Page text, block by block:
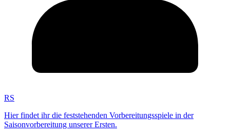
RS
Hier findet ihr die feststehenden Vorbereitungsspiele in der
Saisonvorbereitung unserer Ersten.